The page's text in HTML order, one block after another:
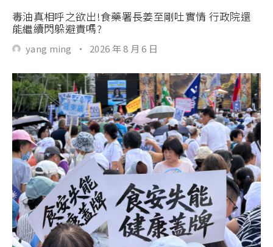
毒油真相呼之欲出!食藥署長姜至剛吐實情 行政院還
能繼續閃躲避責嗎?
yang ming · 2026 年 8 月 6 日